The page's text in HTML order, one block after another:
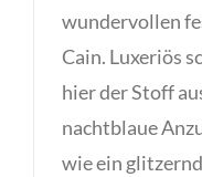
wundervollen
Cain. Luxeriös
hier der Stoff
nachtblaue
wie ein